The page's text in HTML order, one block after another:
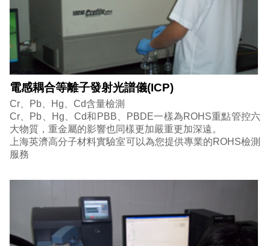
電感耦合等離子發射光譜儀(ICP)
Cr、Pb、Hg、Cd含量檢測
Cr、Pb、Hg、Cd和PBB、PBDE一樣為ROHS重點管控六
大物質，重金屬的影響也同樣更加嚴重更加深遠。
上海英濟高分子材料實驗室可以為您提供專業的ROHS檢測
服務